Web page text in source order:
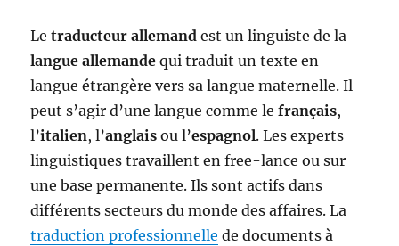
Letraducteur allemand est un linguiste de la
langue allemande qui traduit un texte en
langue étrangère vers sa langue maternelle. Il
peut s’agir d’une langue comme lefrançais,
l’italien, l’anglais ou l’espagnol. Les experts
linguistiques travaillent en free-lance ou sur
une base permanente. Ils sont actifs dans
différents secteurs du monde des affaires. La
traduction professionnelle de documents à